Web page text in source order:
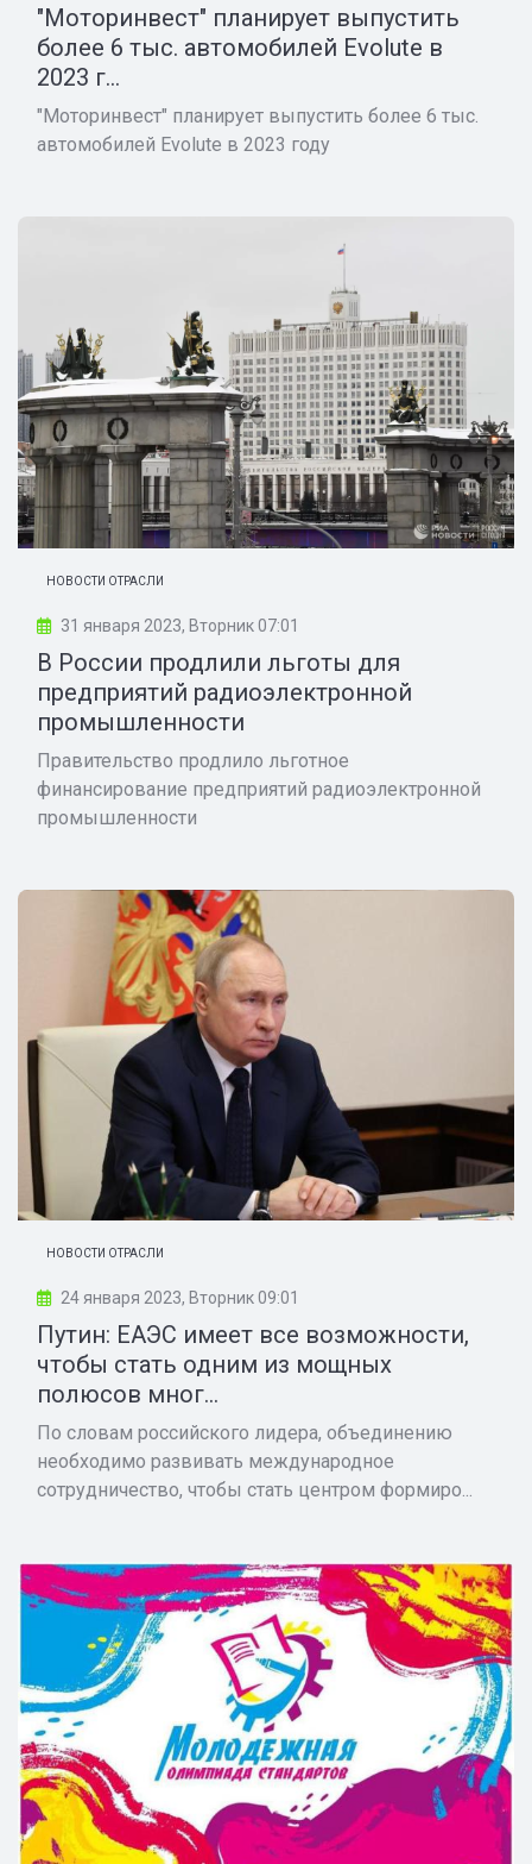
"Моторинвест" планирует выпустить
более 6 тыс. автомобилей Evolute в
2023 г...
"Моторинвест" планирует выпустить более 6 тыс.
автомобилей Evolute в 2023 году
НОВОСТИ ОТРАСЛИ
31 января 2023, Вторник 07:01
В России продлили льготы для
предприятий радиоэлектронной
промышленности
Правительство продлило льготное
финансирование предприятий радиоэлектронной
промышленности
НОВОСТИ ОТРАСЛИ
24 января 2023, Вторник 09:01
Путин: ЕАЭС имеет все возможности,
чтобы стать одним из мощных
полюсов мног...
По словам российского лидера, объединению
необходимо развивать международное
сотрудничество, чтобы стать центром формиро...